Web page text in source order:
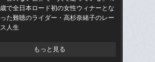
歳で全日本ロード初の女性ウィナーとな
った難聴のライダー・高杉奈緒子のレー
ス人生
もっと見る